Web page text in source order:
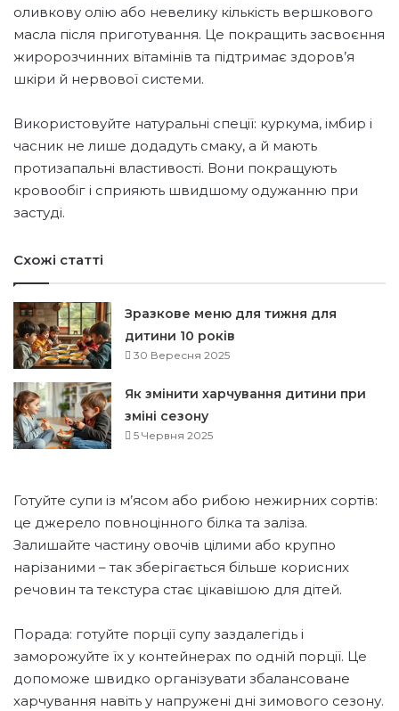
оливкову олію або невелику кількість вершкового
масла після приготування. Це покращить засвоєння
жиророзчинних вітамінів та підтримає здоров’я
шкіри й нервової системи.
Використовуйте натуральні спеції: куркума, імбир і
часник не лише додадуть смаку, а й мають
протизапальні властивості. Вони покращують
кровообіг і сприяють швидшому одужанню при
застуді.
Схожі статті
Зразкове меню для тижня для
дитини 10 років
30 Вересня 2025
Як змінити харчування дитини при
зміні сезону
5 Червня 2025
Готуйте супи із м’ясом або рибою нежирних сортів:
це джерело повноцінного білка та заліза.
Залишайте частину овочів цілими або крупно
нарізаними – так зберігається більше корисних
речовин та текстура стає цікавішою для дітей.
Порада: готуйте порції супу заздалегідь і
заморожуйте їх у контейнерах по одній порції. Це
допоможе швидко організувати збалансоване
харчування навіть у напружені дні зимового сезону.